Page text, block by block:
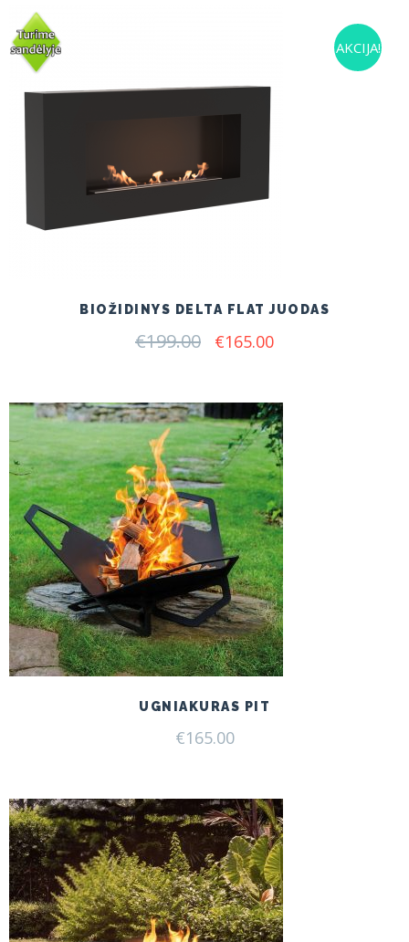
AKCIJA!
BIOŽIDINYS DELTA FLAT JUODAS
€199.00 Original
€165.00Current
UGNIAKURAS PIT
€165.00